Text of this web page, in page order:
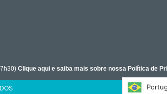
Clique aqui e saiba mais sobre nossa Política de